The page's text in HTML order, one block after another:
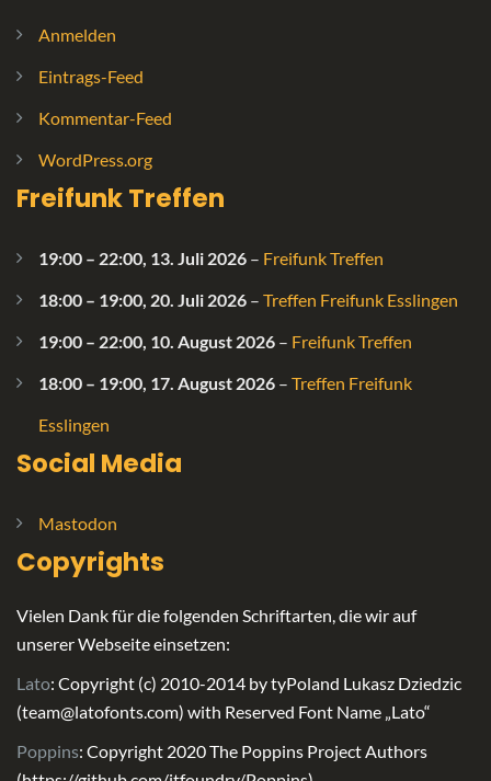
Anmelden
Eintrags-Feed
Kommentar-Feed
WordPress.org
Freifunk Treffen
19:00 – 22:00, 13. Juli 2026 – Freifunk Treffen
18:00 – 19:00, 20. Juli 2026 – Treffen Freifunk Esslingen
19:00 – 22:00, 10. August 2026 – Freifunk Treffen
18:00 – 19:00, 17. August 2026 – Treffen Freifunk
Esslingen
Social Media
Mastodon
Copyrights
Vielen Dank für die folgenden Schriftarten, die wir auf
unserer Webseite einsetzen:
Lato: Copyright (c) 2010-2014 by tyPoland Lukasz Dziedzic
(team@latofonts.com) with Reserved Font Name „Lato“
Poppins: Copyright 2020 The Poppins Project Authors